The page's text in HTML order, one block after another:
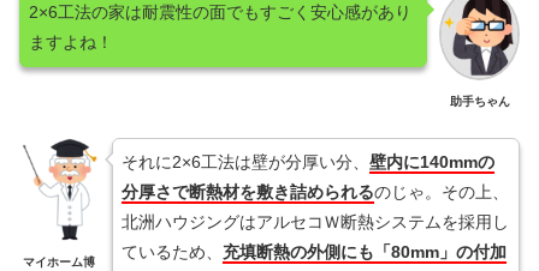
助手ちゃん
2×6工法の家は耐震性の面でもすごく安心感があり
ますよね！
マイホーム博
それに2×6工法は壁が分厚い分、 壁内に140mmの
分厚さで断熱材を敷き詰められるのじゃ。その上、
北洲ハウジングはアルセコＷ断熱システムを採用し
ているため、 充填断熱の外側にも「80mm」の付加